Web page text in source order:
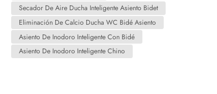
Secador De Aire Ducha Inteligente Asiento Bidet
Eliminación De Calcio Ducha WC Bidé Asiento
Asiento De Inodoro Inteligente Con Bidé
Asiento De Inodoro Inteligente Chino